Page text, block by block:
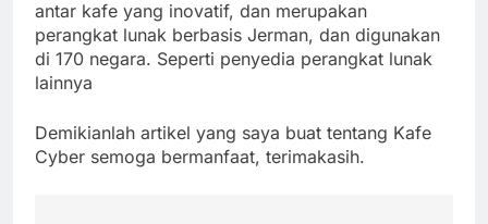
antar kafe yang inovatif, dan merupakan
perangkat lunak berbasis Jerman, dan digunakan
di 170 negara. Seperti penyedia perangkat lunak
lainnya
Demikianlah artikel yang saya buat tentang Kafe
Cyber semoga bermanfaat, terimakasih.